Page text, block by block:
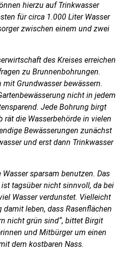
hierzu auf Trinkwasser
für circa 1.000 Liter Wasser
zwischen einem und zwei
des Kreises erreichen
zu Brunnenbohrungen.
mit Grundwasser bewässern.
nicht in jedem
Jede Bohrung birgt
rät die Wasserbehörde in vielen
Bewässerungen zunächst
und erst dann Trinkwasser
Wasser sparsam benutzen. Das
tagsüber nicht sinnvoll, da bei
Wasser verdunstet. Vielleicht
leben, dass Rasenflächen
nicht grün sind“, bittet Birgit
und Mitbürger um einen
dem kostbaren Nass.